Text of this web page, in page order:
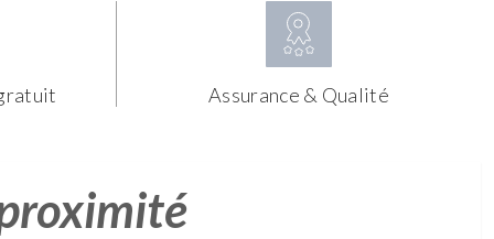
Assurance & Qualité